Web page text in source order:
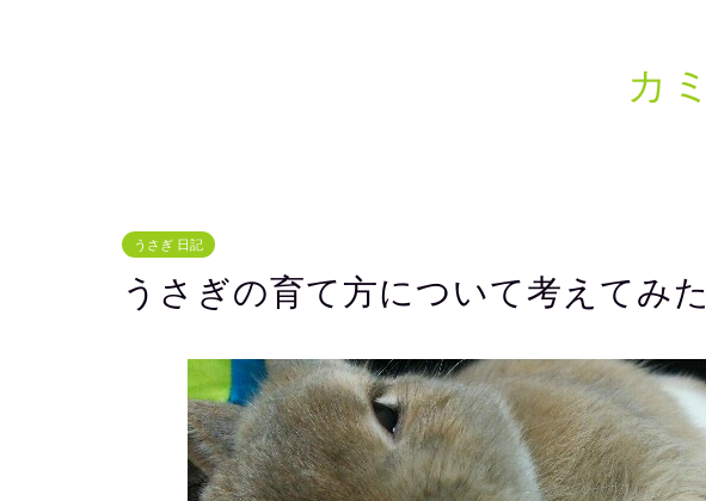
カミ
うさぎ 日記
うさぎの育て方について考えてみた